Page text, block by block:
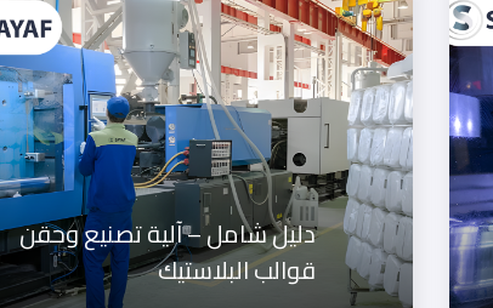
دليل شامل – آلية تصنيع وحقن
قوالب البلاستيك